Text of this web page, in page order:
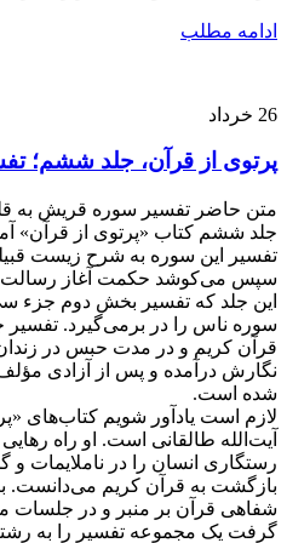
ادامه مطلب
26 خرداد
پرتوی از قرآن، جلد ششم؛
متن حاضر تفسیر سوره قریش به
جلد ششم کتاب «پرتوی از قرآن»
تفسیر این سوره به شرح زیست
سپس می‌کوشد حکمت آغاز رسالت
این جلد که تفسیر بخش دوم جزء
سوره ناس را در برمی‌گیرد.
قرآن کریم و در مدت حبس در
نگارش درآمده و پس از آزادی
شده است.
لازم است یادآور شویم کتاب‌های
آیت‌الله طالقانی است. او راه
رستگاری انسان را در ناملایمات
بازگشت به قرآن کریم می‌دانست.
گرفت یک مجموعه تفسیر را به